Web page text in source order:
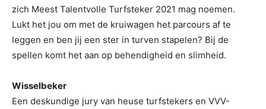
zich Meest Talentvolle Turfsteker 2021 mag noemen.
Lukt het jou om met de kruiwagen het parcours af te
leggen en ben jij een ster in turven stapelen? Bij de
spellen komt het aan op behendigheid en slimheid.
Wisselbeker
Een deskundige jury van heuse turfstekers en VVV-